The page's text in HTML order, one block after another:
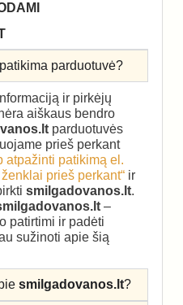
patikima parduotuvė?
ir pirkėjų
aiškaus bendro
parduotuvės
prieš perkant
atpažinti patikimą el.
prieš perkant“ ir
smilgadovanos.lt.
–
patirtimi ir padėti
sužinoti apie šią
smilgadovanos.lt?